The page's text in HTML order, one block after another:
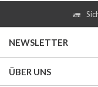
NEWSLETTER
ÜBER UNS